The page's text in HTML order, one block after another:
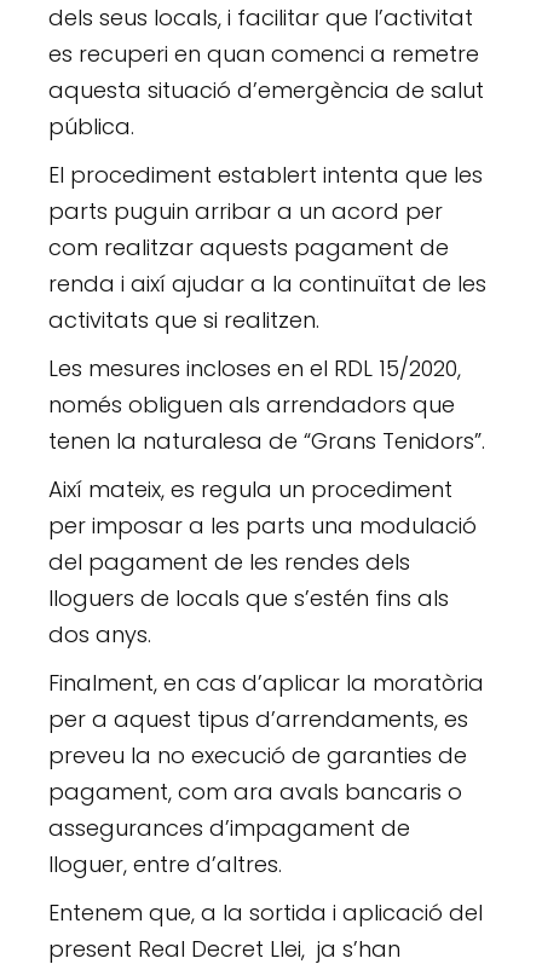
dels seus locals, i facilitar que l’activitat
es recuperi en quan comenci a remetre
aquesta situació d’emergència de salut
pública.
El procediment establert intenta que les
parts puguin arribar a un acord per
com realitzar aquests pagament de
renda i així ajudar a la continuïtat de les
activitats que si realitzen.
Les mesures incloses en el RDL 15/2020,
només obliguen als arrendadors que
tenen la naturalesa de “Grans Tenidors”.
Així mateix, es regula un procediment
per imposar a les parts una modulació
del pagament de les rendes dels
lloguers de locals que s’estén fins als
dos anys.
Finalment, en cas d’aplicar la moratòria
per a aquest tipus d’arrendaments, es
preveu la no execució de garanties de
pagament, com ara avals bancaris o
assegurances d’impagament de
lloguer, entre d’altres.
Entenem que, a la sortida i aplicació del
present Real Decret Llei, ja s’han